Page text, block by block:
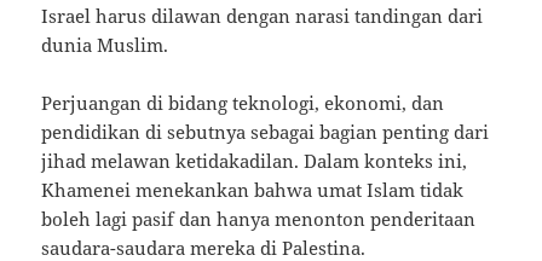
Israel harus dilawan dengan narasi tandingan dari
dunia Muslim.
Perjuangan di bidang teknologi, ekonomi, dan
pendidikan di sebutnya sebagai bagian penting dari
jihad melawan ketidakadilan. Dalam konteks ini,
Khamenei menekankan bahwa umat Islam tidak
boleh lagi pasif dan hanya menonton penderitaan
saudara-saudara mereka di Palestina.